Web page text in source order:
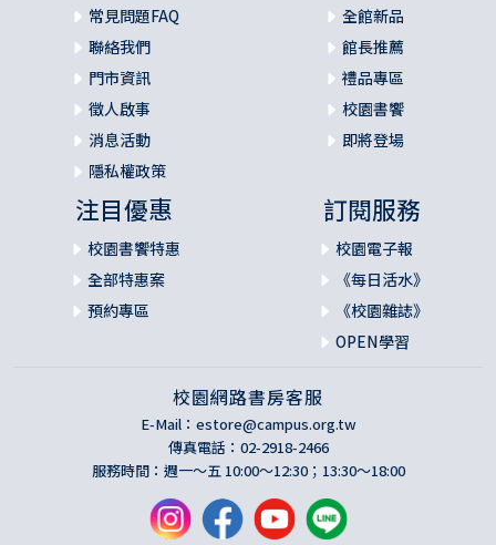
常見問題FAQ
聯絡我們
門市資訊
徵人啟事
消息活動
隱私權政策
全館新品
館長推薦
禮品專區
校園書饗
即將登場
注目優惠
校園書饗特惠
全部特惠案
預約專區
訂閱服務
校園電子報
《每日活水》
《校園雜誌》
OPEN學習
校園網路書房客服
E-Mail： estore@campus.org.tw
傳真電話：02-2918-2466
服務時間：週一～五 10:00～12:30；13:30～18:00